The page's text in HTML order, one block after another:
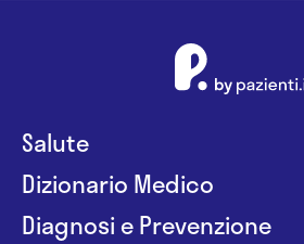
Salute
Dizionario Medico
Diagnosi e Prevenzione